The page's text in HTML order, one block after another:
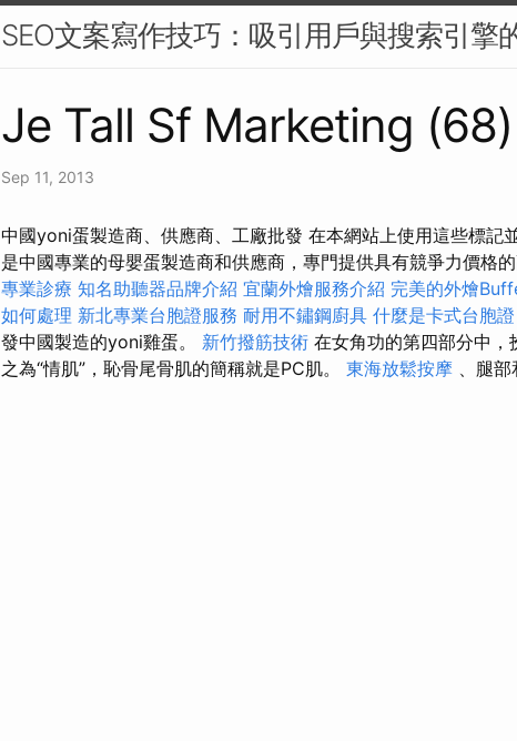
SEO文案寫作技巧：吸引用戶與搜索引擎
Je Tall Sf Marketing (68)
Sep 11, 2013
中國yoni蛋製造商、供應商、工廠批發 在本網站上使用這些標記
是中國專業的母嬰蛋製造商和供應商，專門提供具有競爭力價格
專業診療 知名助聽器品牌介紹 宜蘭外燴服務介紹 完美的外燴
如何處理 新北專業台胞證服務 耐用不鏽鋼廚具 什麼是卡式台胞證
發中國製造的yoni雞蛋。 新竹撥筋技術 在女角功的第四部分中
之為“情肌”，恥骨尾骨肌的簡稱就是PC肌。 東海放鬆按摩 、腿